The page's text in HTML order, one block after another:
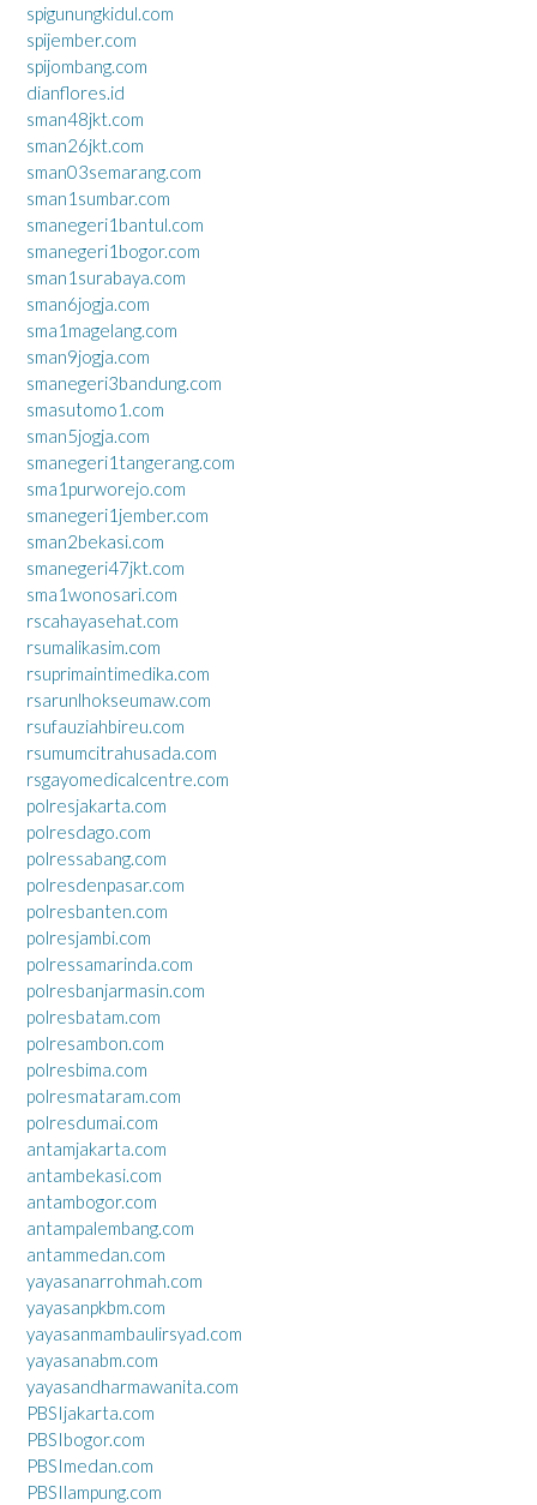
spigunungkidul.com
spijember.com
spijombang.com
dianflores.id
sman48jkt.com
sman26jkt.com
sman03semarang.com
sman1sumbar.com
smanegeri1bantul.com
smanegeri1bogor.com
sman1surabaya.com
sman6jogja.com
sma1magelang.com
sman9jogja.com
smanegeri3bandung.com
smasutomo1.com
sman5jogja.com
smanegeri1tangerang.com
sma1purworejo.com
smanegeri1jember.com
sman2bekasi.com
smanegeri47jkt.com
sma1wonosari.com
rscahayasehat.com
rsumalikasim.com
rsuprimaintimedika.com
rsarunlhokseumaw.com
rsufauziahbireu.com
rsumumcitrahusada.com
rsgayomedicalcentre.com
polresjakarta.com
polresdago.com
polressabang.com
polresdenpasar.com
polresbanten.com
polresjambi.com
polressamarinda.com
polresbanjarmasin.com
polresbatam.com
polresambon.com
polresbima.com
polresmataram.com
polresdumai.com
antamjakarta.com
antambekasi.com
antambogor.com
antampalembang.com
antammedan.com
yayasanarrohmah.com
yayasanpkbm.com
yayasanmambaulirsyad.com
yayasanabm.com
yayasandharmawanita.com
PBSIjakarta.com
PBSIbogor.com
PBSImedan.com
PBSIlampung.com